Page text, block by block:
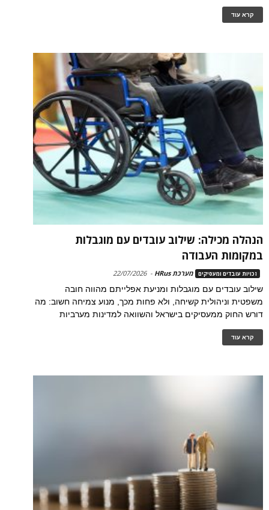
קרא עוד
הנהלה מכילה: שילוב עובדים עם מוגבלות
במקומות העבודה
זכויות עובדים ומעסיקים מערכת HRus -
22/07/2026
שילוב עובדים עם מוגבלות ומניעת אפלייתם מהווה חובה
משפטית וניהולית קשיחה, ולא פחות מכך, מנוע צמיחה חשוב: מה
דורש החוק ממעסיקים בישראל והשוואה למדינות מערביות
קרא עוד